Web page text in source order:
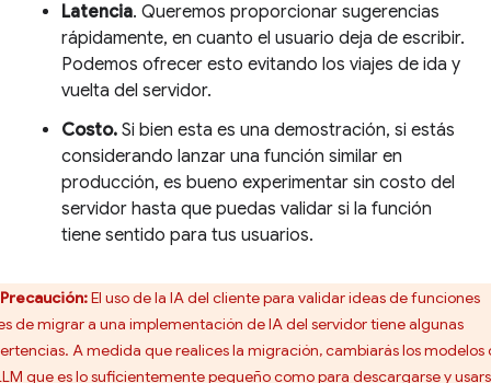
Latencia. Queremos proporcionar sugerencias
rápidamente, en cuanto el usuario deja de escribir.
Podemos ofrecer esto evitando los viajes de ida y
vuelta del servidor.
Costo. Si bien esta es una demostración, si estás
considerando lanzar una función similar en
producción, es bueno experimentar sin costo del
servidor hasta que puedas validar si la función
tiene sentido para tus usuarios.
Precaución:El uso de la IA del cliente para validar ideas de funciones
de migrar a una implementación de IA del servidor tiene algunas
A medida que realices la migración, cambiarás los modelos
que es lo suficientemente pequeño como para descargarse y